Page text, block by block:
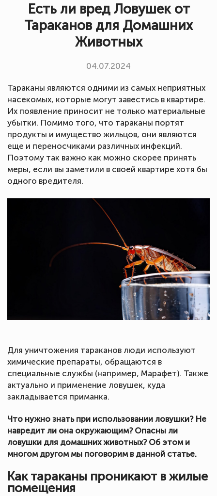
Есть ли вред Ловушек от
Тараканов для Домашних
Животных
04.07.2024
Тараканы являются одними из самых неприятных
насекомых, которые могут завестись в квартире.
Их появление приносит не только материальные
убытки. Помимо того, что тараканы портят
продукты и имущество жильцов, они являются
еще и переносчиками различных инфекций.
Поэтому так важно как можно скорее принять
меры, если вы заметили в своей квартире хотя бы
одного вредителя.
Для уничтожения тараканов люди используют
химические препараты, обращаются в
специальные службы (например, Марафет). Также
актуально и применение ловушек, куда
закладывается приманка.
Что нужно знать при использовании ловушки? Не
навредит ли она окружающим? Опасны ли
ловушки для домашних животных? Об этом и
многом другом мы поговорим в данной статье.
Как тараканы проникают в жилые
помещения